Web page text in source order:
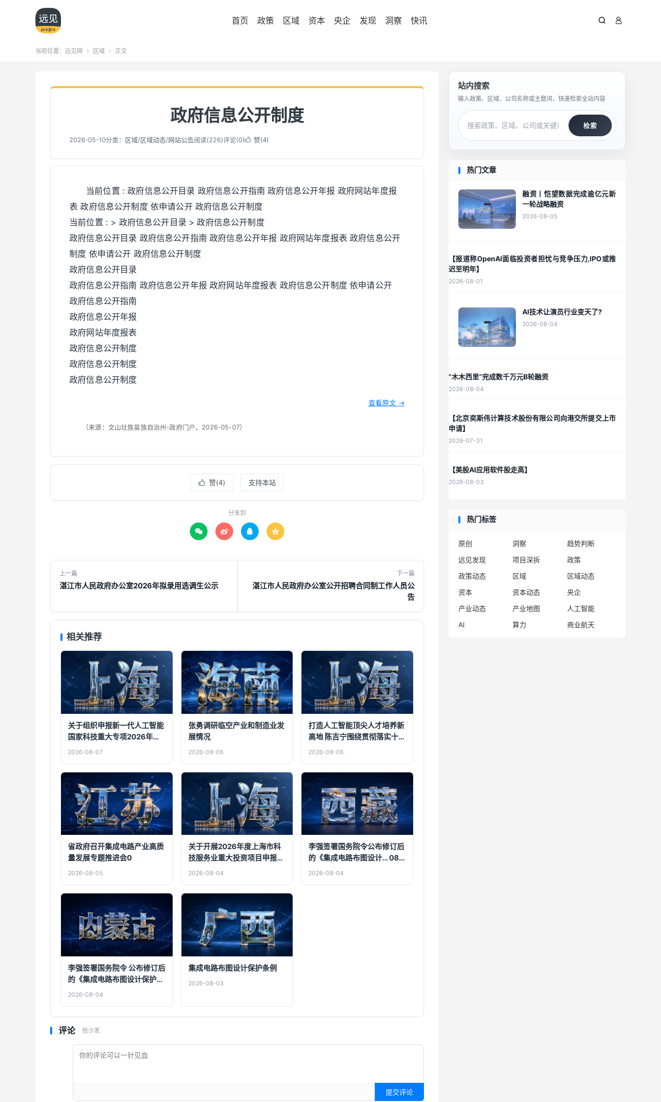
首页 政策 区域 资本 央企 发现 洞察 快讯  
当前位置： 远见网  区域  正文
政府信息公开制度
2026-05-10分类： 区域/区域动态/网站公告阅读(226)评论(0) 赞(4)
当前位置 : 政府信息公开目录 政府信息公开指南 政府信息公开年报 政府网站年度报
表 政府信息公开制度 依申请公开 政府信息公开制度
当前位置 : > 政府信息公开目录 > 政府信息公开制度
政府信息公开目录 政府信息公开指南 政府信息公开年报 政府网站年度报表 政府信息公开
制度 依申请公开 政府信息公开制度
政府信息公开目录
政府信息公开指南 政府信息公开年报 政府网站年度报表 政府信息公开制度 依申请公开
政府信息公开指南
政府信息公开年报
政府网站年度报表
政府信息公开制度
政府信息公开制度
政府信息公开制度
查看原文 →
（来源：文山壮族苗族自治州-政府门户，2026-05-07）
 赞(4) 支持本站
分享到
   
上一篇
湛江市人民政府办公室2026年拟录用选调生公示
下一篇
湛江市人民政府办公室公开招聘合同制工作人员公
告
相关推荐
关于组织申报新一代人工智能
国家科技重大专项2026年度
“以赛代评”公开项目的通知
2026-08-07
张勇调研临空产业和制造业发
展情况
2026-08-06
打造人工智能顶尖人才培养新
高地 陈吉宁围绕贯彻落实十二
届市委九次全会精神走访调研
2026-08-06
省政府召开集成电路产业高质
量发展专题推进会0
2026-08-05
关于开展2026年度上海市科
技服务业重大投资项目申报工
作的通知
2026-08-04
李强签署国务院令公布修订后
的《集成电路布图设计... 08-
04
2026-08-04
李强签署国务院令 公布修订后
的《集成电路布图设计保护条
例》
2026-08-04
集成电路布图设计保护条例
2026-08-03
评论 抢沙发
提交评论
站内搜索
输入政策、区域、公司名称或主题词，快速检索全站内容
检索
热门文章
融资丨恺望数据完成逾亿元新
一轮战略融资
2026-08-05
【报道称OpenAI面临投资者担忧与竞争压力,IPO或推
迟至明年】
2026-08-01
AI技术让演员行业变天了?
2026-08-04
“木木西里”完成数千万元B轮融资
2026-08-04
【北京奕斯伟计算技术股份有限公司向港交所提交上市
申请】
2026-07-31
【美股AI应用软件股走高】
2026-08-03
热门标签
原创 洞察
趋势判断
远见发现
项目深拆
政策
政策动态
区域
区域动态
资本
资本动态
央企
产业动态
产业地图
人工智能
AI
算力 商业航天